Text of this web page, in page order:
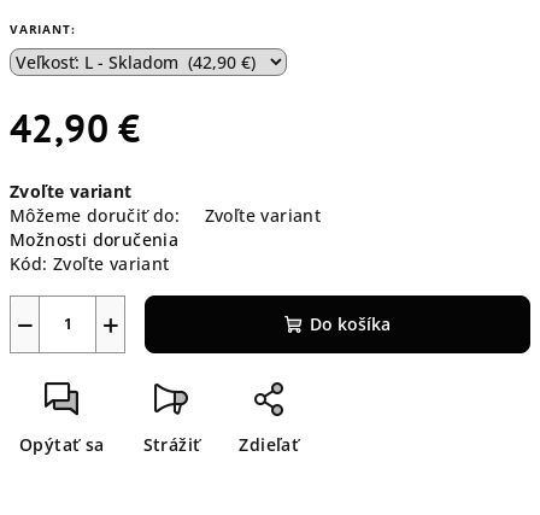
VARIANT:
42,90 €
cena:
Zvoľte variant
Môžeme doručiť do:
Zvoľte variant
Možnosti doručenia
Kód: Zvoľte variant
+
− Do košíka
Opýtať sa Strážiť Zdieľať